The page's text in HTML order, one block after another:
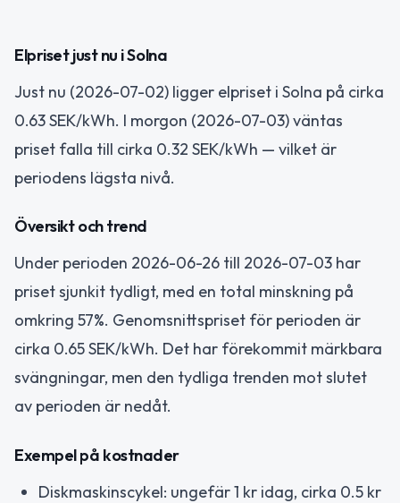
Elpriset just nu i Solna
Just nu (2026-07-02) ligger elpriset i Solna på cirka
0.63 SEK/kWh. I morgon (2026-07-03) väntas
priset falla till cirka 0.32 SEK/kWh — vilket är
periodens lägsta nivå.
Översikt och trend
Under perioden 2026-06-26 till 2026-07-03 har
priset sjunkit tydligt, med en total minskning på
omkring 57%. Genomsnittspriset för perioden är
cirka 0.65 SEK/kWh. Det har förekommit märkbara
svängningar, men den tydliga trenden mot slutet
av perioden är nedåt.
Exempel på kostnader
Diskmaskinscykel: ungefär 1 kr idag, cirka 0.5 kr